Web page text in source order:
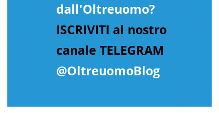
dall'Oltreuomo?
ISCRIVITI al nostro
canale TELEGRAM
@OltreuomoBlog